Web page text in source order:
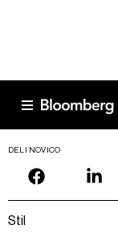
DELI NOVICO
Stil